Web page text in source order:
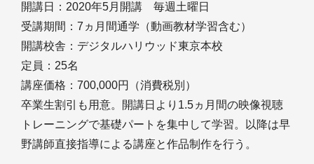
開講日：2020年5月開講 毎週土曜日
受講期間：7ヵ月間通学（動画教材学習含む）
開講校舎：デジタルハリウッド東京本校
定員：25名
講座価格：700,000円（消費税別）
卒業生割引も用意。開講日より1.5ヵ月間の映像視聴
トレーニングで基礎パートを集中して学習。以降は早
野講師直接指導による講座と作品制作を行う。